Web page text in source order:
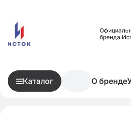
бренда
Каталог О бренде